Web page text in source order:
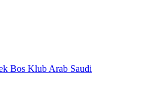
Bos Klub Arab Saudi